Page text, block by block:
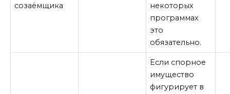
созаёмщика
некоторых
программах
это
обязательно.
Если спорное
имущество
фигурирует в